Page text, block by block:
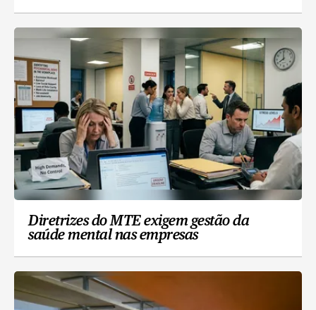
Diretrizes do MTE exigem gestão da
saúde mental nas empresas